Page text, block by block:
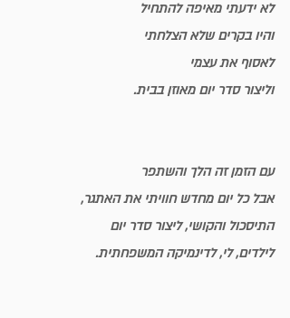
לא ידעתי מאיפה להתחיל
והיו בקרים שלא הצלחתי
לאסוף את עצמי
וליצור סדר יום מאוזן בבית.
עם הזמן זה הלך והשתפר
אבל כל יום מחדש חוויתי את האתגר,
התיסכול והקושי, ליצור סדר יום
לילדים, לי, לדינמיקה המשפחתית.